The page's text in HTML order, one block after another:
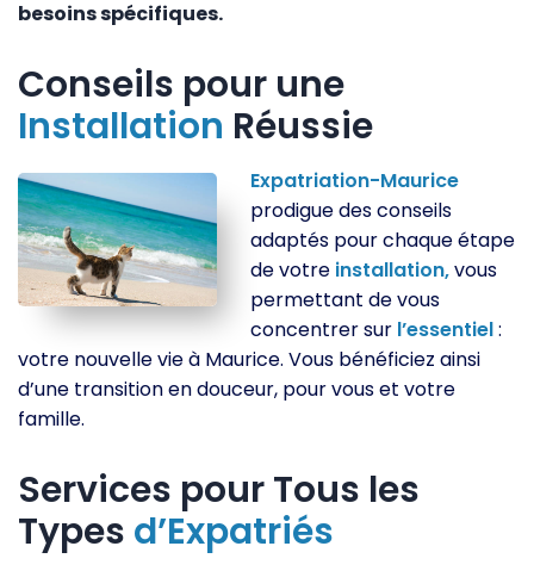
besoins spécifiques.
Conseils pour une
Installation Réussie
Expatriation-Maurice
prodigue des conseils
adaptés pour chaque étape
de votre installation,vous
permettant de vous
concentrer sur l’essentiel:
votre nouvelle vie à Maurice. Vous bénéficiez ainsi
d’une transition en douceur, pour vous et votre
famille.
Services pour Tous les
Types d’Expatriés